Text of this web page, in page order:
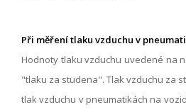
Při měření tlaku vzduchu v
Hodnoty tlaku vzduchu uvedené na
"tlaku za studena". Tlak vzduchu za
tlak vzduchu v pneumatikách na